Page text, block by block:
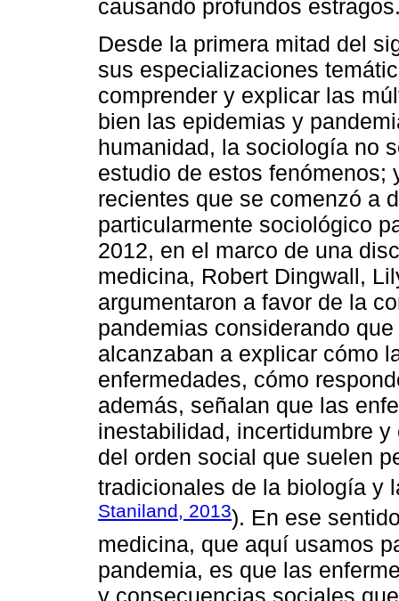
causando profundos
Desde la primera mitad del
sus especializaciones
comprender y explicar las
bien las epidemias y
humanidad, la sociología no
estudio de estos fenómenos;
recientes que se comenzó a
particularmente sociológico
2012, en el marco de una
medicina, Robert Dingwall,
argumentaron a favor de la
pandemias considerando
alcanzaban a explicar cómo
enfermedades, cómo
además, señalan que las
inestabilidad, incertidumbre
del orden social que suelen
tradicionales de la biología y
Staniland, 2013). En ese
medicina, que aquí usamos
pandemia, es que las
y consecuencias sociales